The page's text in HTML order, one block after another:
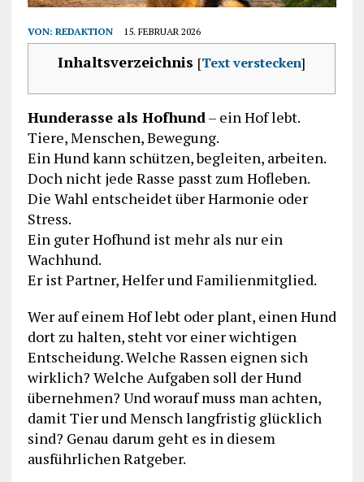
VON: REDAKTION 15. FEBRUAR 2026
Inhaltsverzeichnis [Text verstecken]
Hunderasse als Hofhund– ein Hof lebt.
Tiere, Menschen, Bewegung.
Ein Hund kann schützen, begleiten, arbeiten.
Doch nicht jede Rasse passt zum Hofleben.
Die Wahl entscheidet über Harmonie oder
Stress.
Ein guter Hofhund ist mehr als nur ein
Wachhund.
Er ist Partner, Helfer und Familienmitglied.
Wer auf einem Hof lebt oder plant, einen Hund
dort zu halten, steht vor einer wichtigen
Entscheidung. Welche Rassen eignen sich
wirklich? Welche Aufgaben soll der Hund
übernehmen? Und worauf muss man achten,
damit Tier und Mensch langfristig glücklich
sind? Genau darum geht es in diesem
ausführlichen Ratgeber.